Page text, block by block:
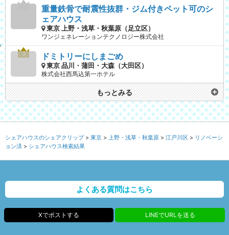
重量鉄骨で耐震性抜群・ジム付きペット可のシ
ェアハウス
東京 上野・浅草・秋葉原（足立区）
ワンジェネレーションテクノロジー株式会社
ドミトリーにしまごめ
東京 品川・蒲田・大森（大田区）
株式会社西馬込第一ホテル
もっとみる
シェアハウスのシェアクリップ 東京 上野・浅草・秋葉原 江戸川区
リノベーシ
ョン済
シェアハウス検索結果
よくある質問はこちら
Xでポストする LINEでURLを送る